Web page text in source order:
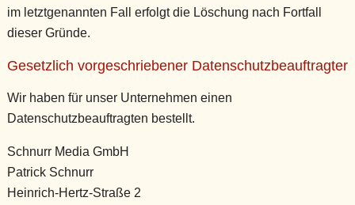
im letztgenannten Fall erfolgt die Löschung nach Fortfall
dieser Gründe.
Gesetzlich vorgeschriebener Datenschutz­beauftragter
Wir haben für unser Unternehmen einen
Datenschutzbeauftragten bestellt.
Schnurr Media GmbH
Patrick Schnurr
Heinrich-Hertz-Straße 2